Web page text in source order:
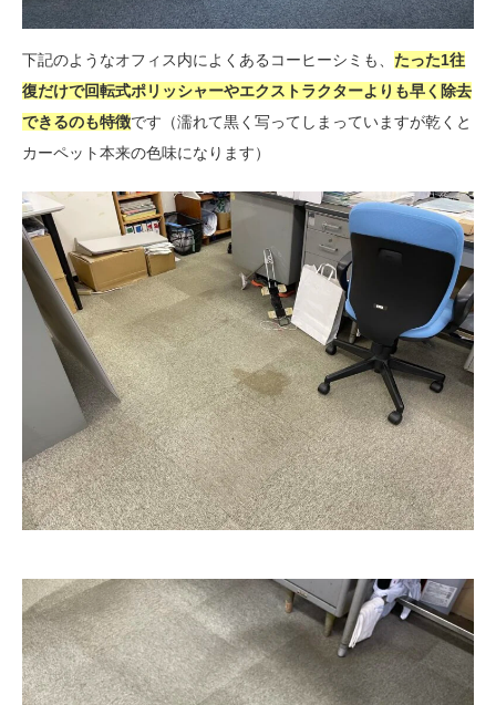
下記のようなオフィス内によくあるコーヒーシミも、 たった1往
復だけで回転式ポリッシャーやエクストラクターよりも早く除去
できるのも特徴です（濡れて黒く写ってしまっていますが乾くと
カーペット本来の色味になります）